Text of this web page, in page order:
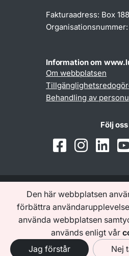
Den här webbplatsen
förbättra
använda webbplatsen
används enligt vår
Jag förstår
Nej
Fakturaadress: Box
Organisationsnummer:
Information om
Om webbplatsen
Behandling av
Följ oss
Samarbeten